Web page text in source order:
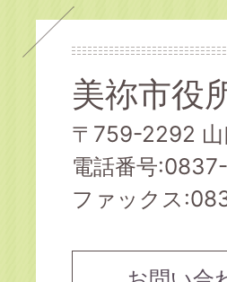
美祢市役
〒759-2292 山
電話番号
ファックス